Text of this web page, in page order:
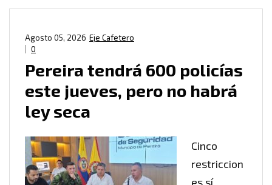
Eje Cafetero
Agosto 05, 2026
0
Pereira tendrá 600 policías
este jueves, pero no habrá
ley seca
Cinco
restriccion
es sí